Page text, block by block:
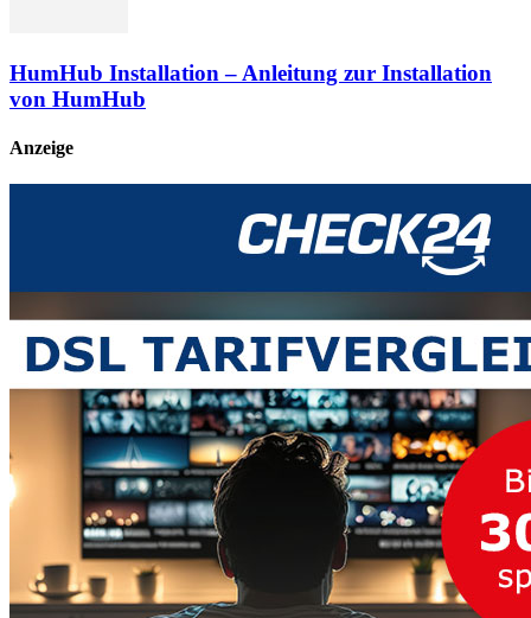
HumHub Installation – Anleitung zur Installation
von HumHub
Anzeige